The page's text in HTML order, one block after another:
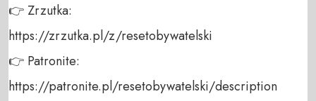
👉 Zrzutka:
https://zrzutka.pl/z/resetobywatelski
👉 Patronite:
https://patronite.pl/resetobywatelski/description